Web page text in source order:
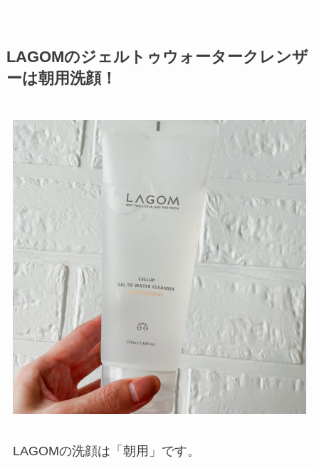
LAGOMのジェルトゥウォータークレンザ
ーは朝用洗顔！
LAGOMの洗顔は「 朝用 」です。